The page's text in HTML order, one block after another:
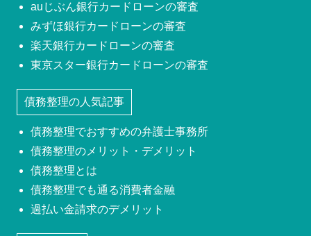
auじぶん銀行カードローンの審査
みずほ銀行カードローンの審査
楽天銀行カードローンの審査
東京スター銀行カードローンの審査
債務整理の人気記事
債務整理でおすすめの弁護士事務所
債務整理のメリット・デメリット
債務整理とは
債務整理でも通る消費者金融
過払い金請求のデメリット